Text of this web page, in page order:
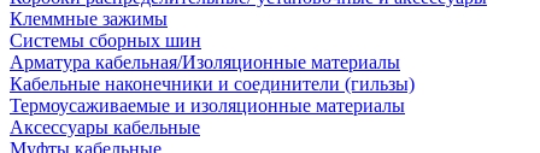
Клеммные зажимы
Системы сборных шин
Арматура кабельная/Изоляционные материалы
Кабельные наконечники и соединители (гильзы)
Термоусаживаемые и изоляционные материалы
Аксессуары кабельные
Муфты кабельные